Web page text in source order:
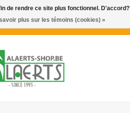
0 Articles - €0,00
de rendre ce site plus fonctionnel. D'accord?
plus sur les témoins (cookies) »